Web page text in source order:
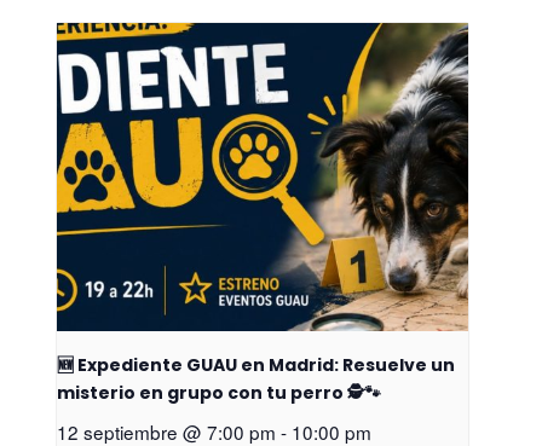
🆕 Expediente GUAU en Madrid: Resuelve un
misterio en grupo con tu perro 🕵️🐾
12 septiembre @ 7:00 pm - 10:00 pm